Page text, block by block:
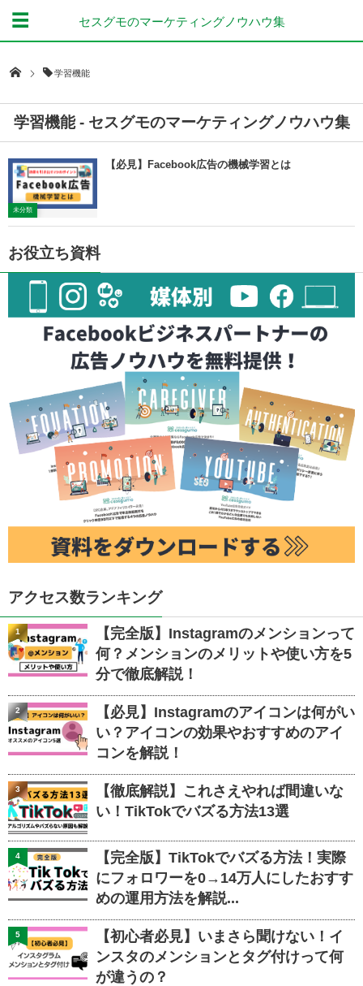
セスグモのマーケティングノウハウ集
学習機能
学習機能 - セスグモのマーケティングノウハウ集
未分類
【必見】Facebook広告の機械学習とは
お役立ち資料
アクセス数ランキング
【完全版】Instagramのメンションって
何？メンションのメリットや使い方を5
分で徹底解説！
1
【必見】Instagramのアイコンは何がい
い？アイコンの効果やおすすめのアイ
コンを解説！
2
【徹底解説】これさえやれば間違いな
い！TikTokでバズる方法13選
3
【完全版】TikTokでバズる方法！実際
にフォロワーを0→14万人にしたおすす
めの運用方法を解説...
4
【初心者必見】いまさら聞けない！イ
ンスタのメンションとタグ付けって何
が違うの？
5